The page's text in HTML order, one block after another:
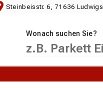
Steinbeisstr. 6, 71636
Wonach suchen Sie?